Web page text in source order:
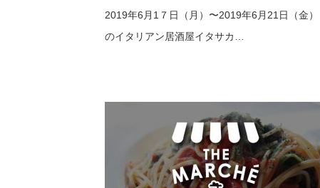
2019年6月1７日（月）〜2019年6月21日（金）
のイタリアン居酒屋イタサカ…